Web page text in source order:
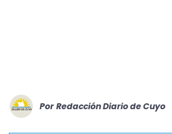
Por Redacción Diario de Cuyo